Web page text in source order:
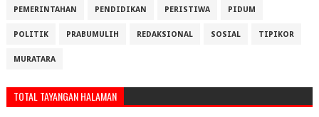
PEMERINTAHAN PENDIDIKAN PERISTIWA PIDUM
POLITIK PRABUMULIH REDAKSIONAL SOSIAL TIPIKOR
MURATARA
TOTAL TAYANGAN HALAMAN